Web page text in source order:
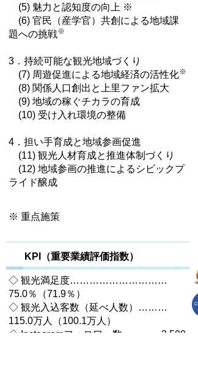
(5) 魅力と認知度の向上 ※
(6) 官民（産学官）共創による地域課
題への挑戦※
3．持続可能な観光地域づくり
(7) 周遊促進による地域経済の活性化※
(8) 関係人口創出と上里ファン拡大
(9) 地域の稼ぐチカラの育成
(10) 受け入れ環境の整備
4．担い手育成と地域参画促進
(11) 観光人材育成と推進体制づくり
(12) 地域参画の推進によるシビックプ
ライド醸成
※ 重点施策
KPI（重要業績評価指数）
◇ 観光満足度…………………………
75.0％（71.9％）
◇ 観光入込客数（延べ人数）………
115.0万人（100.1万人）
◇ Instagramフォロワー数…………3,500